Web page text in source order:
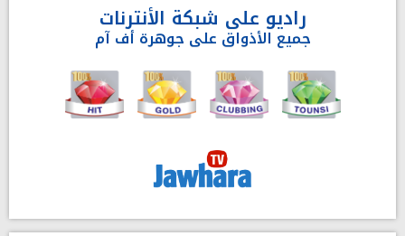
راديو على شبكة الأنترنات
جميع الأذواق على جوهرة أف آم